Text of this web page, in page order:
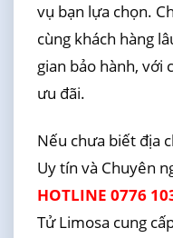
vụ bạn lựa chọn.
cùng khách hàng
gian bảo hành, với
ưu đãi.
Nếu chưa biết địa
Uy tín và Chuyên
HOTLINE 0776
Tử Limosa cung